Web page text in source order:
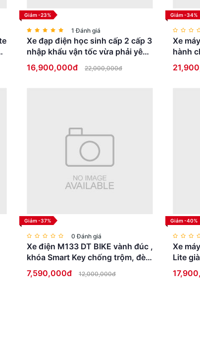
Giảm -23%
1 Đánh giá
Xe đạp điện học sinh cấp 2 cấp 3
nhập khẩu vận tốc vừa phải yên
thấp an toàn
16,900,000đ 22,000,000đ
Giảm -34%
Xe
hành
Giảm -37%
0 Đánh giá
Xe điện M133 DT BIKE vành đúc ,
khóa Smart Key chống trộm, đèn
Full LED cao cấp
7,590,000đ 12,000,000đ
Giảm -40%
Xe
Lite
cần